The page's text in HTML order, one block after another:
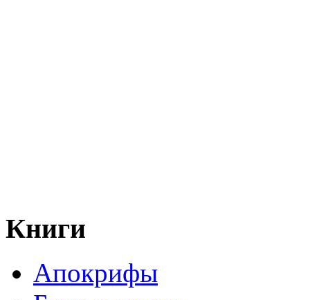
Книги
Апокрифы